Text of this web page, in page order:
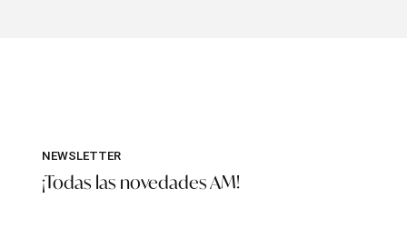
NEWSLETTER
¡Todas las novedades AM!